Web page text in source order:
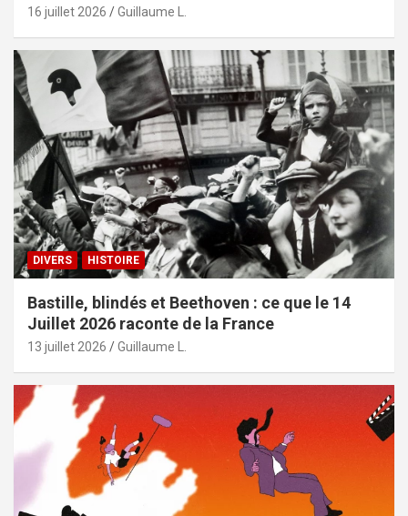
16 juillet 2026 Guillaume L.
DIVERS HISTOIRE
Bastille, blindés et Beethoven : ce que le 14
Juillet 2026 raconte de la France
13 juillet 2026 Guillaume L.